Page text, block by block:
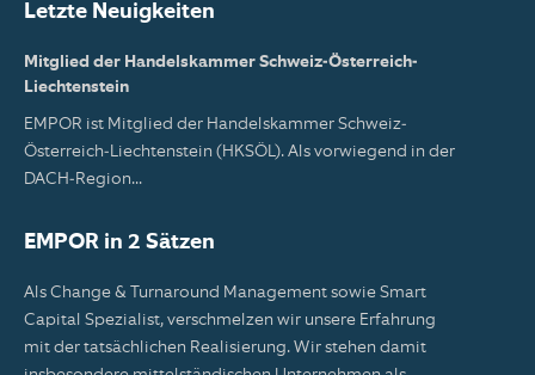
Letzte Neuigkeiten
Mitglied der Handelskammer Schweiz-Österreich-
Liechtenstein
EMPOR ist Mitglied der Handelskammer Schweiz-
Österreich-Liechtenstein (HKSÖL). Als vorwiegend in der
DACH-Region...
EMPOR in 2 Sätzen
Als Change & Turnaround Management sowie Smart
Capital Spezialist, verschmelzen wir unsere Erfahrung
mit der tatsächlichen Realisierung. Wir stehen damit